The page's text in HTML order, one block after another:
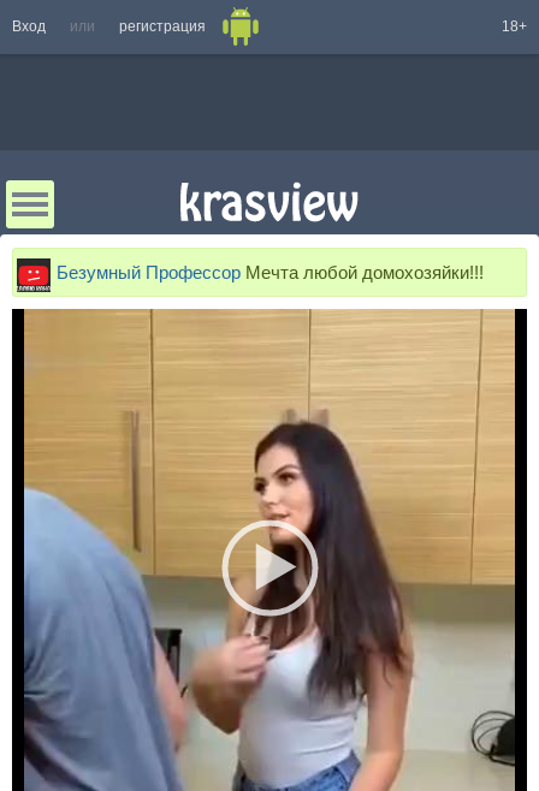
Вход или регистрация 18+
Безумный Профессор Мечта любой домохозяйки!!!